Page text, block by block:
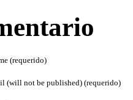
(requerido)
(will not be published) (requerido)